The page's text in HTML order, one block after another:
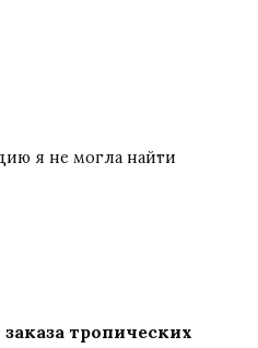
я не могла найти
тропических